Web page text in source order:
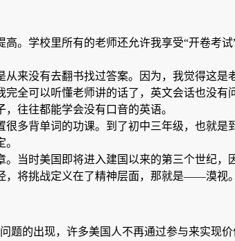
。学校里所有的老师还允许我享受“开卷考
来没有去翻书找过答案。因为，我觉得这是
全可以听懂老师讲的话了，英文会话也没
往往都能学会没有口音的英语。
多背单词的功课。到了初中三年级，也就
当时美国即将进入建国以来的第三个世纪
，将挑战定义在了精神层面，那就是——漠视。
题的出现，许多美国人不再通过参与来实现